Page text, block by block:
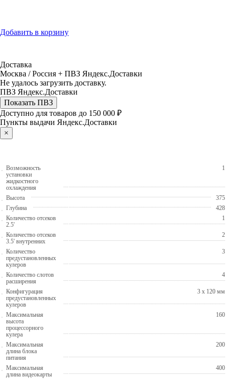
Добавить в корзину
Доставка
Москва / Россия + ПВЗ Яндекс.Доставки
Не удалось загрузить доставку.
ПВЗ Яндекс.Доставки
Показать ПВЗ
Доступно для товаров до 150 000 ₽
Пункты выдачи Яндекс.Доставки
×
Возможность
установки
жидкостного
охлаждения
1
Высота
375
Глубина
428
Количество отсеков
2.5'
1
Количество отсеков
3.5' внутренних
2
Количество
предустановленных
кулеров
3
Количество слотов
расширения
4
Конфигурация
предустановленных
кулеров
3 x 120 мм
Максимальная
высота
процессорного
кулера
160
Максимальная
длина блока
питания
200
Максимальная
длина видеокарты
400